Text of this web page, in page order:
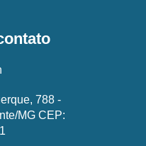
788 -
MG CEP: